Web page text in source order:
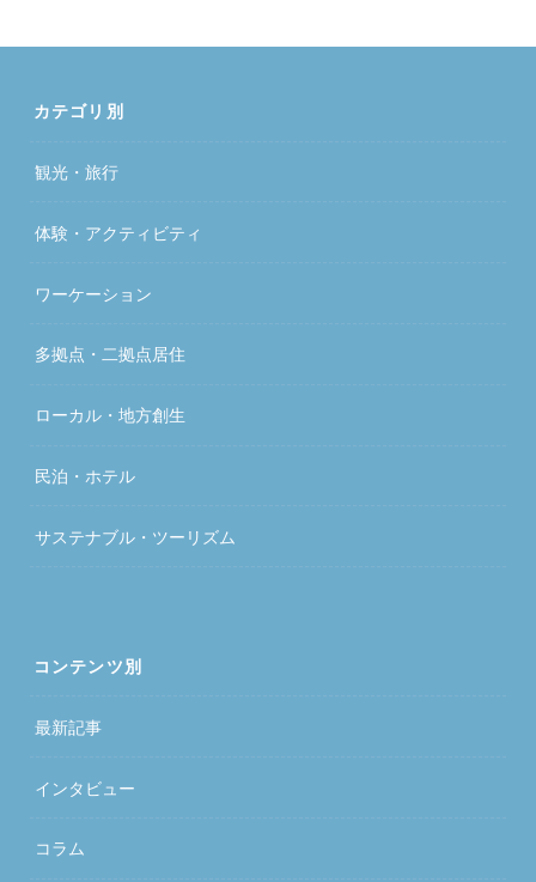
カテゴリ別
観光・旅行
体験・アクティビティ
ワーケーション
多拠点・二拠点居住
ローカル・地方創生
民泊・ホテル
サステナブル・ツーリズム
コンテンツ別
最新記事
インタビュー
コラム